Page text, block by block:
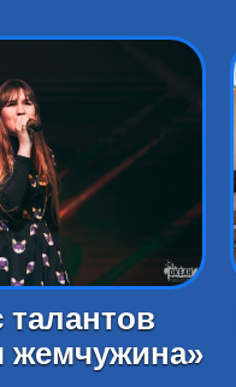
талантов
жемчужина»